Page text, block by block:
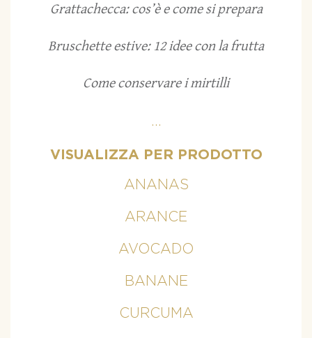
Grattachecca: cos’è e come si prepara
Bruschette estive: 12 idee con la frutta
Come conservare i mirtilli
...
VISUALIZZA PER PRODOTTO
ANANAS
ARANCE
AVOCADO
BANANE
CURCUMA